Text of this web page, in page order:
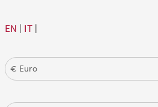
EN | IT|